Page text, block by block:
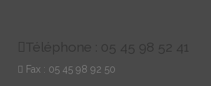
Téléphone : 05 45 98 52 41
Fax : 05 45 98 92 50